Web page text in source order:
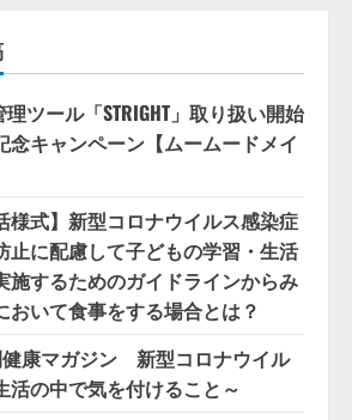
ツール「STRIGHT」取り扱い開始
念キャンペーン【ムームードメイ
様式】新型コロナウイルス感染症
止に配慮して子どもの学習・生活
施するためのガイドラインからみ
おいて食事をする場合とは？
健康マガジン 新型コロナウイル
活の中で気を付けること～